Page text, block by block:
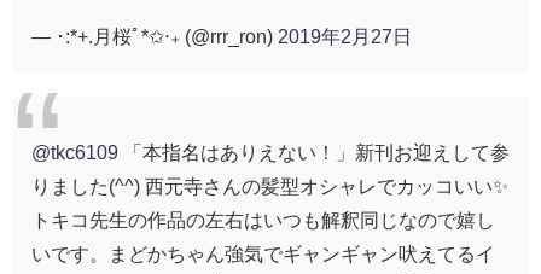
— ･:*+.月桜ﾟ*✩‧₊ (@rrr_ron) 2019年2月27日
@tkc6109 「本指名はありえない！」新刊お迎えして参
りました(^^) 西元寺さんの髪型オシャレでカッコいい✨
トキコ先生の作品の左右はいつも解釈同じなので嬉し
いです。まどかちゃん強気でギャンギャン吠えてるイ